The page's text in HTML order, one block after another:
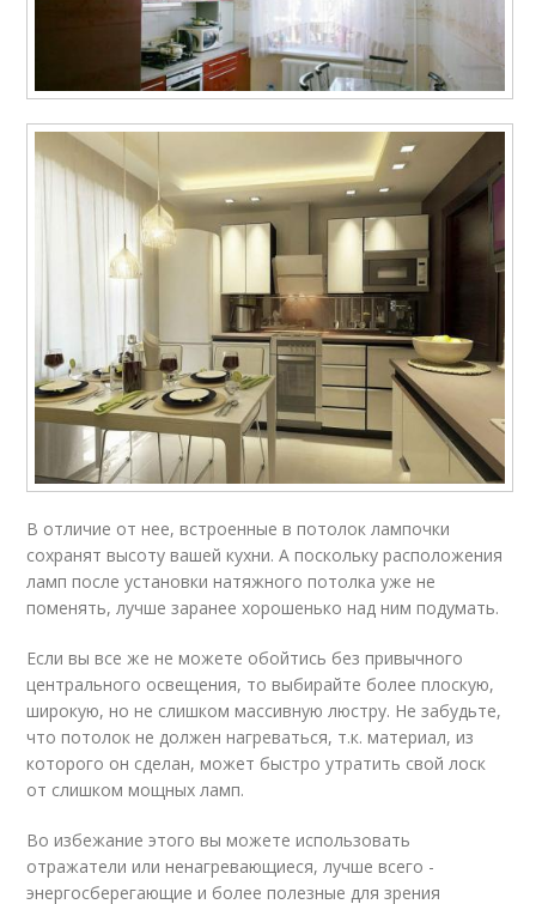
В отличие от нее, встроенные в потолок лампочки
сохранят высоту вашей кухни. А поскольку расположения
ламп после установки натяжного потолка уже не
поменять, лучше заранее хорошенько над ним подумать.
Если вы все же не можете обойтись без привычного
центрального освещения, то выбирайте более плоскую,
широкую, но не слишком массивную люстру. Не забудьте,
что потолок не должен нагреваться, т.к. материал, из
которого он сделан, может быстро утратить свой лоск
от слишком мощных ламп.
Во избежание этого вы можете использовать
отражатели или ненагревающиеся, лучше всего -
энергосберегающие и более полезные для зрения